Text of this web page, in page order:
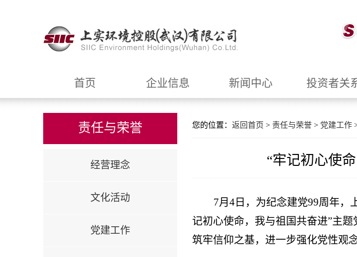
首页 企业信息 新闻中心 投资者关
责任与荣誉
经营理念
文化活动
党建工作
您的位置： 返回首页 > 责任与荣誉 > 党建工作
“牢记初心使
7月4日，为纪念建党99周年，
记初心使命，我与祖国共奋进”主
筑牢信仰之基，进一步强化党性观